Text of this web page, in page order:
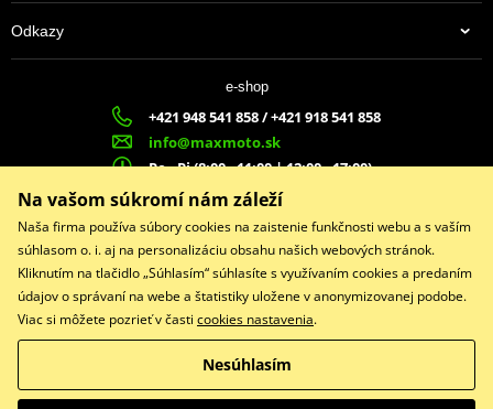
Odkazy
e-shop
+421 948 541 858 / +421 918 541 858
info@maxmoto.sk
Po - Pi (8:00 - 11:00 | 12:00 - 17:00)
MAX
MOTO s.r.o.
Slovenských dobrovoľníkov 1439
022 01 Čadca
Facebook
Copyright © 2026 www.maxmotoshop.sk
Všetky práva vyhradené
Na vašom súkromí nám záleží
Naša firma používa súbory cookies na zaistenie funkčnosti webu a s vaším
súhlasom o. i. aj na personalizáciu obsahu našich webových stránok.
Kliknutím na tlačidlo „Súhlasím“ súhlasíte s využívaním cookies a predaním
údajov o správaní na webe a štatistiky uložene v anonymizovanej podobe.
Viac si môžete pozrieť v časti cookies nastavenia.
Nesúhlasím